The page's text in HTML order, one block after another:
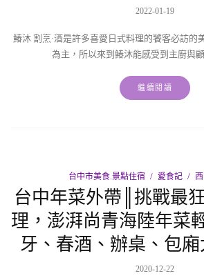
2022-01-19
鰆沐 割烹·酒是許多喜愛日式料理的饕客必訪的
為主，所以來到鰆沐能感受到主廚與
繼續閱讀
台中市美食.景點住宿 愛食記
台中年菜外帶║挑戰最
理，澎湃尚青海陸年菜
牙、春酒、辦桌、包廂
2020-12-22